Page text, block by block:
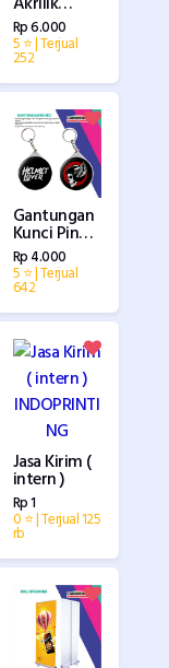
Model
Grafir
/Ukiran
Rp 6.000
5 ⭐ | Terjual
252
Gantungan
Kunci Pin
Custom
Rp 4.000
5 ⭐ | Terjual
642
Jasa Kirim (
intern )
Rp 1
0 ⭐ | Terjual 125
rb